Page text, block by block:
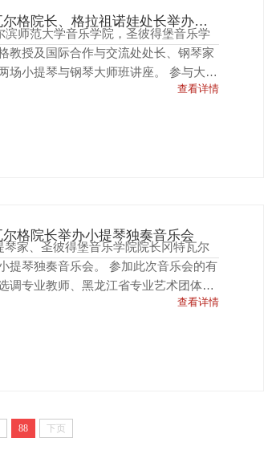
圣彼得堡音乐学院冈特瓦尔格院长、格拉祖诺娃处长举办大师班讲座
滨师范大学音乐学院，圣彼得堡音乐学
教授及国际合作与交流处处长、钢琴家
提琴与钢琴大师班讲座。 参与大师
查看详情
格院长举办小提琴独奏音乐会
家、圣彼得堡音乐学院院长冈特瓦尔
提琴独奏音乐会。 参加此次音乐会的有
调专业教师、黑龙江省专业艺术团体艺
查看详情
88 下页